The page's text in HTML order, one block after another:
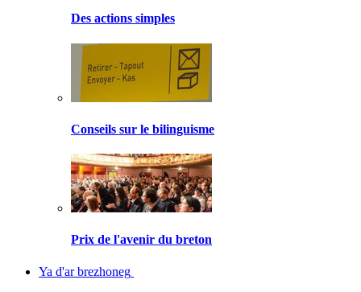
Des actions simples
Conseils sur le bilinguisme
Prix de l'avenir du breton
Ya d'ar brezhoneg